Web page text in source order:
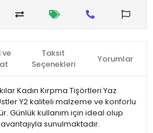
ve
Taksit
Seçenekleri
Yorumlar
Kadın Kırpma Tişörtleri Yaz
Y2 kaliteli malzeme ve konforlu
Günlük kullanım için ideal olup
sunulmaktadır.